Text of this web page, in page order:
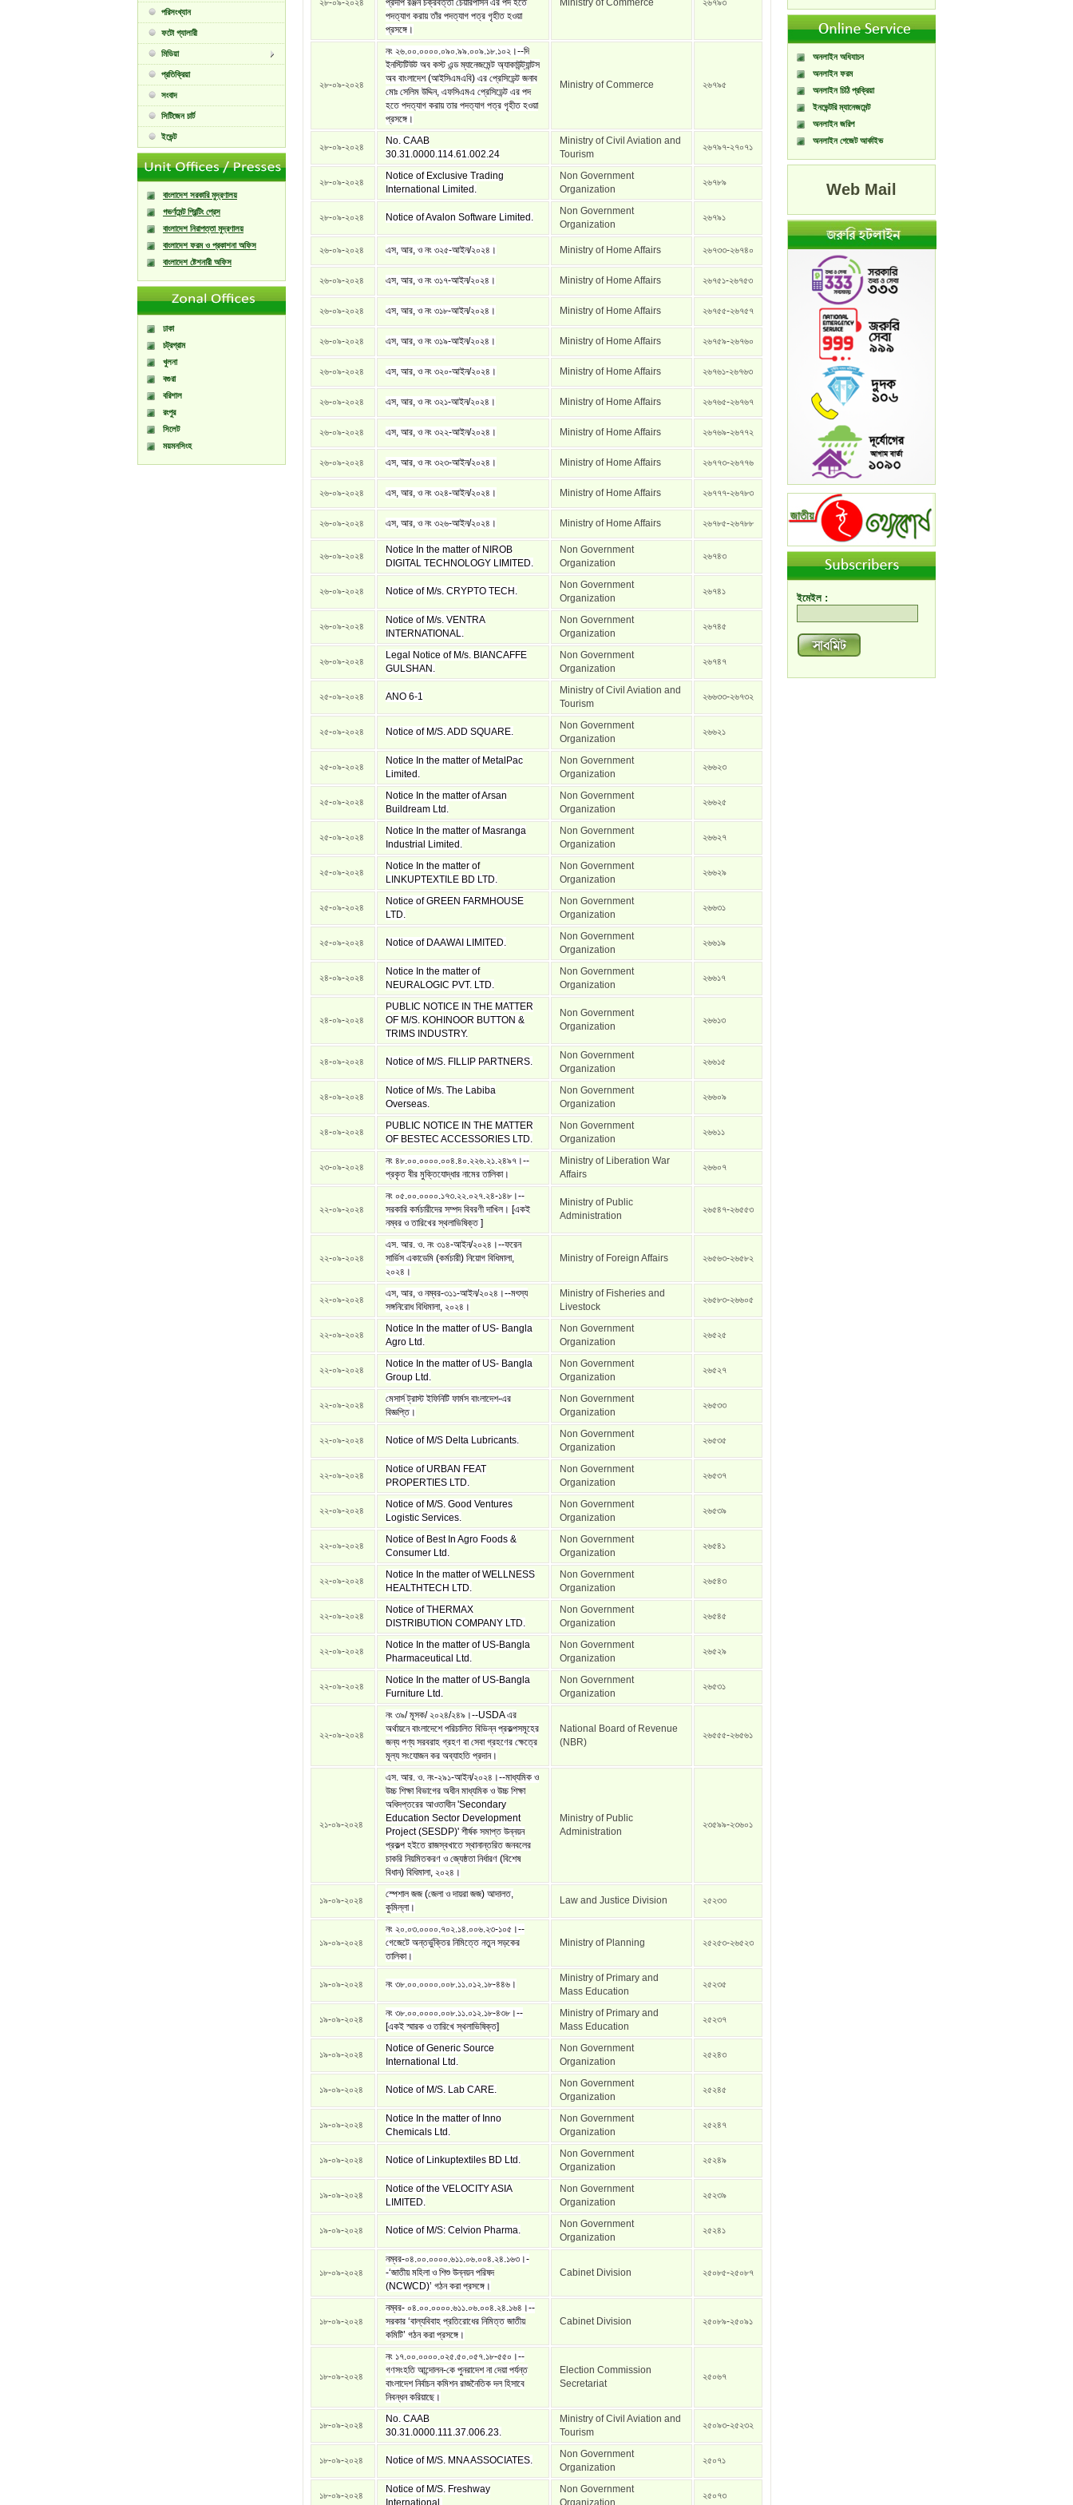
পরিসংখ্যান
ফটো গ্যালারী
মিডিয়া
প্রতিক্রিয়া
সংবাদ
সিটিজেন চার্ট
ইভেন্ট
বাংলাদেশ সরকারি মুদ্রণালয়
গভর্ণমেন্ট প্রিন্টিং প্রেস
বাংলাদেশ নিরাপত্তা মুদ্রণালয়
বাংলাদেশ ফরম ও প্রকাশনা অফিস
বাংলাদেশ ষ্টেশনারী অফিস
ঢাকা
চট্রগ্রাম
খুলনা
বগুরা
বরিশাল
রংপুর
সিলেট
ময়মনসিংহ
২৮-০৯-২০২৪
প্রদীপ রঞ্জন চক্রবর্ত্তী চেয়ারপার্সন এর পদ হতে
পদত্যাগ করায় তাঁর পদত্যাগ পত্র গৃহীত হওয়া
প্রসঙ্গে।
Ministry of Commerce ২৬৭৯৩
২৮-০৯-২০২৪
নং ২৬.০০.০০০০.০৯০.৯৯.০০৯.১৮.১০২।--দি
ইনস্টিটিউট অব কস্ট এন্ড ম্যানেজমেন্ট অ্যাকাউন্ট্যান্টস
অব বাংলাদেশ (আইসিএমএবি) এর প্রেসিডেন্ট জনাব
মোঃ সেলিম উদ্দিন, এফসিএমএ প্রেসিডেন্ট এর পদ
হতে পদত্যাগ করায় তার পদত্যাগ পত্র গৃহীত হওয়া
প্রসঙ্গে।
Ministry of Commerce ২৬৭৯৫
২৮-০৯-২০২৪
No. CAAB
30.31.0000.114.61.002.24
Ministry of Civil Aviation and
Tourism
২৬৭৯৭-২৭০৭১
২৮-০৯-২০২৪
Notice of Exclusive Trading
International Limited.
Non Government
Organization
২৬৭৮৯
২৮-০৯-২০২৪ Notice of Avalon Software Limited.
Non Government
Organization
২৬৭৯১
২৬-০৯-২০২৪ এস, আর, ও নং ৩২৫-আইন/২০২৪। Ministry of Home Affairs ২৬৭৩৩-২৬৭৪০
২৬-০৯-২০২৪ এস, আর, ও নং ৩১৭-আইন/২০২৪। Ministry of Home Affairs ২৬৭৫১-২৬৭৫৩
২৬-০৯-২০২৪ এস, আর, ও নং ৩১৮-আইন/২০২৪। Ministry of Home Affairs ২৬৭৫৫-২৬৭৫৭
২৬-০৯-২০২৪ এস, আর, ও নং ৩১৯-আইন/২০২৪। Ministry of Home Affairs ২৬৭৫৯-২৬৭৬০
২৬-০৯-২০২৪ এস, আর, ও নং ৩২০-আইন/২০২৪। Ministry of Home Affairs ২৬৭৬১-২৬৭৬৩
২৬-০৯-২০২৪ এস, আর, ও নং ৩২১-আইন/২০২৪। Ministry of Home Affairs ২৬৭৬৫-২৬৭৬৭
২৬-০৯-২০২৪ এস, আর, ও নং ৩২২-আইন/২০২৪। Ministry of Home Affairs ২৬৭৬৯-২৬৭৭২
২৬-০৯-২০২৪ এস, আর, ও নং ৩২৩-আইন/২০২৪। Ministry of Home Affairs ২৬৭৭৩-২৬৭৭৬
২৬-০৯-২০২৪ এস, আর, ও নং ৩২৪-আইন/২০২৪। Ministry of Home Affairs ২৬৭৭৭-২৬৭৮৩
২৬-০৯-২০২৪ এস, আর, ও নং ৩২৬-আইন/২০২৪। Ministry of Home Affairs ২৬৭৮৫-২৬৭৮৮
২৬-০৯-২০২৪
Notice In the matter of NIROB
DIGITAL TECHNOLOGY LIMITED.
Non Government
Organization
২৬৭৪৩
২৬-০৯-২০২৪ Notice of M/s. CRYPTO TECH.
Non Government
Organization
২৬৭৪১
২৬-০৯-২০২৪
Notice of M/s. VENTRA
INTERNATIONAL.
Non Government
Organization
২৬৭৪৫
২৬-০৯-২০২৪
Legal Notice of M/s. BIANCAFFE
GULSHAN.
Non Government
Organization
২৬৭৪৭
২৫-০৯-২০২৪ ANO 6-1
Ministry of Civil Aviation and
Tourism
২৬৬৩৩-২৬৭৩২
২৫-০৯-২০২৪ Notice of M/S. ADD SQUARE.
Non Government
Organization
২৬৬২১
২৫-০৯-২০২৪
Notice In the matter of MetalPac
Limited.
Non Government
Organization
২৬৬২৩
২৫-০৯-২০২৪
Notice In the matter of Arsan
Buildream Ltd.
Non Government
Organization
২৬৬২৫
২৫-০৯-২০২৪
Notice In the matter of Masranga
Industrial Limited.
Non Government
Organization
২৬৬২৭
২৫-০৯-২০২৪
Notice In the matter of
LINKUPTEXTILE BD LTD.
Non Government
Organization
২৬৬২৯
২৫-০৯-২০২৪
Notice of GREEN FARMHOUSE
LTD.
Non Government
Organization
২৬৬৩১
২৫-০৯-২০২৪ Notice of DAAWAI LIMITED.
Non Government
Organization
২৬৬১৯
২৪-০৯-২০২৪
Notice In the matter of
NEURALOGIC PVT. LTD.
Non Government
Organization
২৬৬১৭
২৪-০৯-২০২৪
PUBLIC NOTICE IN THE MATTER
OF M/S. KOHINOOR BUTTON &
TRIMS INDUSTRY.
Non Government
Organization
২৬৬১৩
২৪-০৯-২০২৪ Notice of M/S. FILLIP PARTNERS.
Non Government
Organization
২৬৬১৫
২৪-০৯-২০২৪
Notice of M/s. The Labiba
Overseas.
Non Government
Organization
২৬৬০৯
২৪-০৯-২০২৪
PUBLIC NOTICE IN THE MATTER
OF BESTEC ACCESSORIES LTD.
Non Government
Organization
২৬৬১১
২৩-০৯-২০২৪
নং ৪৮.০০.০০০০.০০৪.৪০.২২৬.২১.২৪৯৭।--
প্রকৃত বীর মুক্তিযোদ্ধার নামের তালিকা।
Ministry of Liberation War
Affairs
২৬৬০৭
২২-০৯-২০২৪
নং ০৫.০০.০০০০.১৭৩.২২.০২৭.২৪-১৪৮।--
সরকারি কর্মচারীদের সম্পদ বিবরণী দাখিল। [একই
নম্বর ও তারিখের স্থলাভিষিক্ত ]
Ministry of Public
Administration
২৬৫৪৭-২৬৫৫৩
২২-০৯-২০২৪
এস. আর. ও. নং ৩১৪-আইন/২০২৪।--ফরেন
সার্ভিস একাডেমি (কর্মচারী) নিয়োগ বিধিমালা,
২০২৪।
Ministry of Foreign Affairs ২৬৫৬৩-২৬৫৮২
২২-০৯-২০২৪
এস, আর, ও নম্বর-৩১১-আইন/২০২৪।--মৎস্য
সঙ্গনিরোধ বিধিমালা, ২০২৪।
Ministry of Fisheries and
Livestock
২৬৫৮৩-২৬৬০৫
২২-০৯-২০২৪
Notice In the matter of US- Bangla
Agro Ltd.
Non Government
Organization
২৬৫২৫
২২-০৯-২০২৪
Notice In the matter of US- Bangla
Group Ltd.
Non Government
Organization
২৬৫২৭
২২-০৯-২০২৪
মেসার্স ট্রাস্ট ইফিনিটি ফার্মস বাংলাদেশ-এর
বিজ্ঞপ্তি।
Non Government
Organization
২৬৫৩৩
২২-০৯-২০২৪ Notice of M/S Delta Lubricants.
Non Government
Organization
২৬৫৩৫
২২-০৯-২০২৪
Notice of URBAN FEAT
PROPERTIES LTD.
Non Government
Organization
২৬৫৩৭
২২-০৯-২০২৪
Notice of M/S. Good Ventures
Logistic Services.
Non Government
Organization
২৬৫৩৯
২২-০৯-২০২৪
Notice of Best In Agro Foods &
Consumer Ltd.
Non Government
Organization
২৬৫৪১
২২-০৯-২০২৪
Notice In the matter of WELLNESS
HEALTHTECH LTD.
Non Government
Organization
২৬৫৪৩
২২-০৯-২০২৪
Notice of THERMAX
DISTRIBUTION COMPANY LTD.
Non Government
Organization
২৬৫৪৫
২২-০৯-২০২৪
Notice In the matter of US-Bangla
Pharmaceutical Ltd.
Non Government
Organization
২৬৫২৯
২২-০৯-২০২৪
Notice In the matter of US-Bangla
Furniture Ltd.
Non Government
Organization
২৬৫৩১
২২-০৯-২০২৪
নং ৩৯/ মূসক/ ২০২৪/২৪৯।--USDA এর
অর্থায়নে বাংলাদেশে পরিচালিত বিভিন্ন প্রকল্পসমূহের
জন্য পণ্য সরবরাহ গ্রহণ বা সেবা গ্রহণের ক্ষেত্রে
মূল্য সংযোজন কর অব্যাহতি প্রদান।
National Board of Revenue
(NBR)
২৬৫৫৫-২৬৫৬১
২১-০৯-২০২৪
এস. আর. ও. নং-২৯১-আইন/২০২৪।--মাধ্যমিক ও
উচ্চ শিক্ষা বিভাগের অধীন মাধ্যমিক ও উচ্চ শিক্ষা
অধিদপ্তরের আওতাধীন ‌'Secondary
Education Sector Development
Project (SESDP)' শীর্ষক সমাপ্ত উন্নয়ন
প্রকল্প হইতে রাজস্বখাতে স্থানান্তরিত জনবলের
চাকরি নিয়মিতকরণ ও জ্যেষ্ঠতা নির্ধারণ (বিশেষ
বিধান) বিধিমালা, ২০২৪।
Ministry of Public
Administration
২৩৫৯৯-২৩৬০১
১৯-০৯-২০২৪
স্পেশাল জজ (জেলা ও দায়রা জজ) আদালত,
কুমিল্লা।
Law and Justice Division ২৫২৩৩
১৯-০৯-২০২৪
নং ২০.০৩.০০০০.৭০২.১৪.০০৬.২৩-১০৫।--
গেজেটে অন্তর্ভুক্তির নিমিত্তে নতুন সড়কের
তালিকা।
Ministry of Planning ২৫২৫৩-২৬৫২৩
১৯-০৯-২০২৪ নং ৩৮.০০.০০০০.০০৮.১১.০১২.১৮-৪৪৬।
Ministry of Primary and
Mass Education
২৫২৩৫
১৯-০৯-২০২৪
নং ৩৮.০০.০০০০.০০৮.১১.০১২.১৮-৪৩৮।--
[একই স্মারক ও তারিখে স্থলাভিষিক্ত]
Ministry of Primary and
Mass Education
২৫২৩৭
১৯-০৯-২০২৪
Notice of Generic Source
International Ltd.
Non Government
Organization
২৫২৪৩
১৯-০৯-২০২৪ Notice of M/S. Lab CARE.
Non Government
Organization
২৫২৪৫
১৯-০৯-২০২৪
Notice In the matter of Inno
Chemicals Ltd.
Non Government
Organization
২৫২৪৭
১৯-০৯-২০২৪ Notice of Linkuptextiles BD Ltd.
Non Government
Organization
২৫২৪৯
১৯-০৯-২০২৪
Notice of the VELOCITY ASIA
LIMITED.
Non Government
Organization
২৫২৩৯
১৯-০৯-২০২৪ Notice of M/S: Celvion Pharma.
Non Government
Organization
২৫২৪১
১৮-০৯-২০২৪
নম্বর-০৪.০০.০০০০.৬১১.০৬.০০৪.২৪.১৬৩।-
-‘জাতীয় মহিলা ও শিশু উন্নয়ন পরিষদ
(NCWCD)’ গঠন করা প্রসঙ্গে।
Cabinet Division ২৫০৮৫-২৫০৮৭
১৮-০৯-২০২৪
নম্বর- ০৪.০০.০০০০.৬১১.০৬.০০৪.২৪.১৬৪।--
সরকার ‘বাল্যবিবাহ প্রতিরোধের নিমিত্ত জাতীয়
কমিটি’ গঠন করা প্রসঙ্গে।
Cabinet Division ২৫০৮৯-২৫০৯১
১৮-০৯-২০২৪
নং ১৭.০০.০০০০.০২৫.৫০.০৫৭.১৮-৫৫০।--
গণসংহতি আন্দোলন-কে পুনরাদেশ না দেয়া পর্যন্ত
বাংলাদেশ নির্বাচন কমিশন রাজনৈতিক দল হিসাবে
নিবন্ধন করিয়াছে।
Election Commission
Secretariat
২৫০৬৭
১৮-০৯-২০২৪
No. CAAB
30.31.0000.111.37.006.23.
Ministry of Civil Aviation and
Tourism
২৫০৯৩-২৫২৩২
১৮-০৯-২০২৪ Notice of M/S. MNA ASSOCIATES.
Non Government
Organization
২৫০৭১
১৮-০৯-২০২৪
Notice of M/S. Freshway
International.
Non Government
Organization
২৫০৭৩
অনলাইন অধিযাচন
অনলাইন ফরম
অনলাইন চিঠি প্রক্রিয়া
ইনভেন্টরি ম্যানেজমেন্ট
অনলাইন জরিপ
অনলাইন গেজেট আর্কাইভ
Web Mail
ইমেইল :